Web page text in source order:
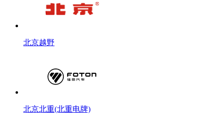
北京越野
北京北重(北重电牌)